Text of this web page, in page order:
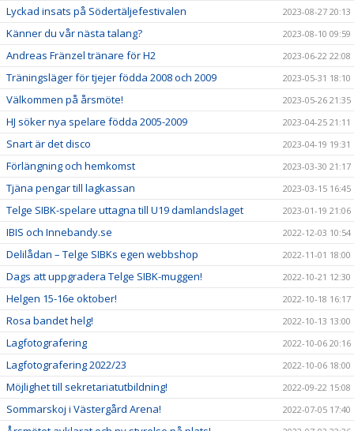
Lyckad insats på Södertäljefestivalen 2023-08-27 20:13
Känner du vår nästa talang? 2023-08-10 09:59
Andreas Fränzel tränare för H2 2023-06-22 22:08
Träningsläger för tjejer födda 2008 och 2009 2023-05-31 18:10
Välkommen på årsmöte! 2023-05-26 21:35
HJ söker nya spelare födda 2005-2009 2023-04-25 21:11
Snart är det disco 2023-04-19 19:31
Förlängning och hemkomst 2023-03-30 21:17
Tjäna pengar till lagkassan 2023-03-15 16:45
Telge SIBK-spelare uttagna till U19 damlandslaget 2023-01-19 21:06
IBIS och Innebandy.se 2022-12-03 10:54
Delilådan – Telge SIBKs egen webbshop 2022-11-01 18:00
Dags att uppgradera Telge SIBK-muggen! 2022-10-21 12:30
Helgen 15-16e oktober! 2022-10-18 16:17
Rosa bandet helg! 2022-10-13 13:00
Lagfotografering 2022-10-06 20:16
Lagfotografering 2022/23 2022-10-06 18:00
Möjlighet till sekretariatutbildning! 2022-09-22 15:08
Sommarskoj i Västergård Arena! 2022-07-05 17:40